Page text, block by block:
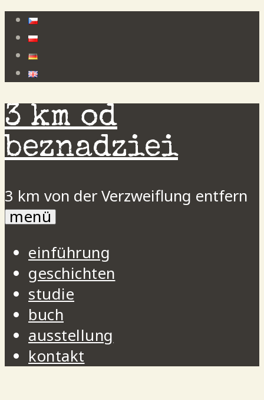
Zum
Inhalt
springen
3 km od
beznadziei
3 km von der Verzweiflung entfern
menü
einführung
geschichten
studie
buch
ausstellung
kontakt